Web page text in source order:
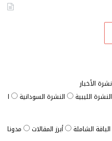
نشرة الأخبار
النشرة الليبية
النشرة السودانية
الباقة الشاملة أبرز المقالات مدونات